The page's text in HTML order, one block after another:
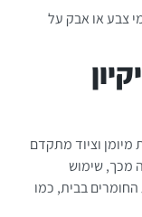
צבע או אבק על
מיומן וציוד מתקדם
מכך, שימוש
בבית, כמו